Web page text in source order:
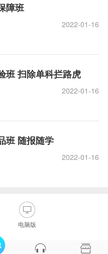
障班
2022-01-16
班 扫除单科拦路虎
2022-01-16
班 随报随学
2022-01-16
电脑版